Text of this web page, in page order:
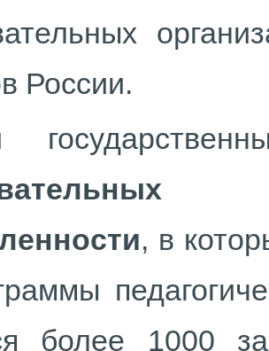
России.
, в
более 1000